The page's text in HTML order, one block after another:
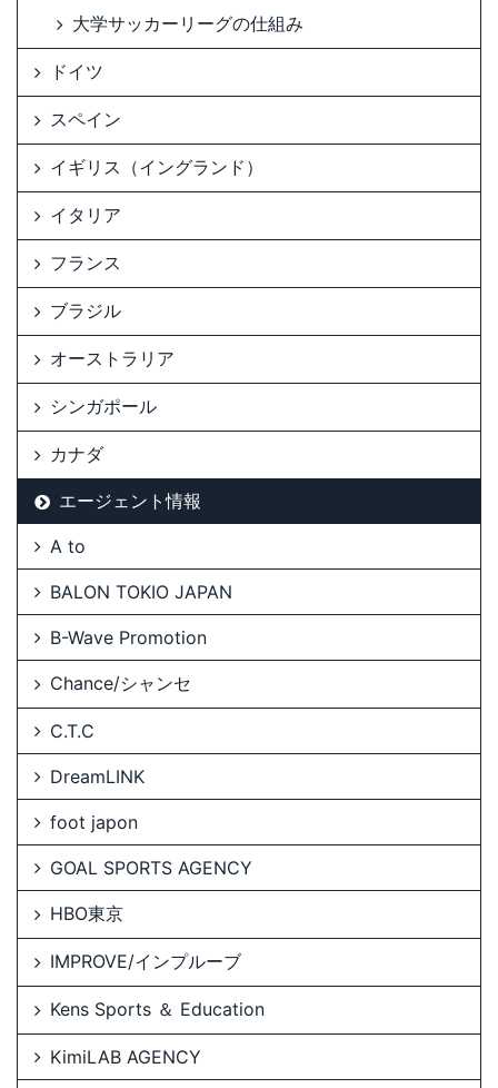
大学サッカーリーグの仕組み
ドイツ
スペイン
イギリス（イングランド）
イタリア
フランス
ブラジル
オーストラリア
シンガポール
カナダ
エージェント情報
A to
BALON TOKIO JAPAN
B-Wave Promotion
Chance/シャンセ
C.T.C
DreamLINK
foot japon
GOAL SPORTS AGENCY
HBO東京
IMPROVE/インプルーブ
Kens Sports ＆ Education
KimiLAB AGENCY